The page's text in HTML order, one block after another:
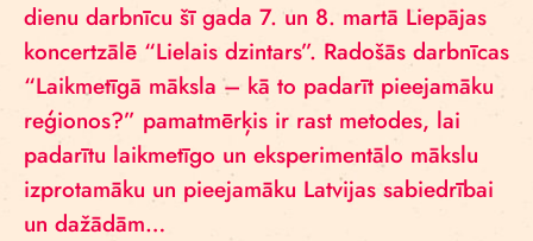
dienu darbnīcu šī gada 7. un 8. martā Liepājas
koncertzālē “Lielais dzintars”. Radošās darbnīcas
“Laikmetīgā māksla – kā to padarīt pieejamāku
reģionos?” pamatmērķis ir rast metodes, lai
padarītu laikmetīgo un eksperimentālo mākslu
izprotamāku un pieejamāku Latvijas sabiedrībai
un dažādām…